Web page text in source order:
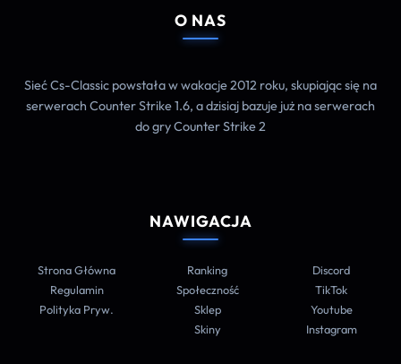
O NAS
Sieć Cs-Classic powstała w wakacje 2012 roku, skupiając się na
serwerach Counter Strike 1.6, a dzisiaj bazuje już na serwerach
do gry Counter Strike 2
NAWIGACJA
Strona Główna
Regulamin
Polityka Pryw.
Ranking
Społeczność
Sklep
Skiny
Discord
TikTok
Youtube
Instagram